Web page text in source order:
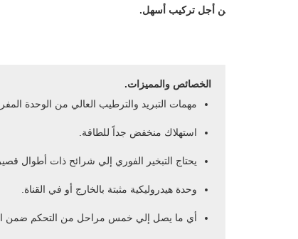
وحدة هيدروليكية مثبتة
الخصائص والمميزات.
مهمات التبريد والترطيب العالي من الوحدة
استهلاك منخفض جداً للطاقة.
يحتاج التبخير الفوري إلي شرائح ذات أطوال
وحدة هيدروليكية مثبتة بالخارج أو في القناة.
أي ما يصل إلي خمس مراحل من التحكم ضمن